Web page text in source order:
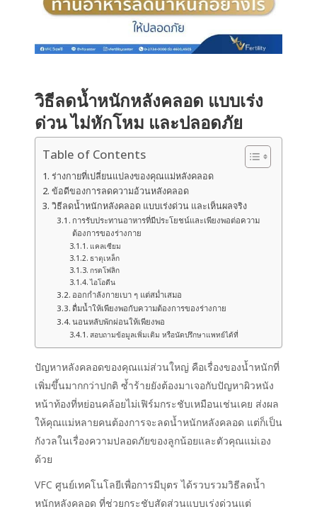
วิธีลดน้ำหนักหลังคลอด แบบเร่ง
ด่วน ไม่หักโหม และปลอดภัย
Table of Contents
ร่างกายที่เปลี่ยนแปลงของคุณแม่หลังคลอด
ข้อดีของการลดความอ้วนหลังคลอด
วิธีลดน้ำหนักหลังคลอด แบบเร่งด่วน และเห็นผลจริง
การรับประทานอาหารที่มีประโยชน์และเพียงพอต่อความ
ต้องการของร่างกาย
แคลเซียม
ธาตุเหล็ก
กรดโฟลิก
ไอโอดีน
ออกกำลังกายเบา ๆ แต่สม่ำเสมอ
ดื่มน้ำให้เพียงพอกับความต้องการของร่างกาย
นอนหลับพักผ่อนให้เพียงพอ
สอบถามข้อมูลเพิ่มเติม หรือนัดปรึกษาแพทย์ได้ที่
ปัญหาหลังคลอดของคุณแม่ส่วนใหญ่ คือเรื่องของน้ำหนักที่
เพิ่มขึ้นมากกว่าปกติ ซ้ำร้ายยังต้องมาเจอกับปัญหาผิวหนัง
หน้าท้องที่หย่อนคล้อยไม่เฟิร์มกระชับเหมือนเช่นเคย ส่งผล
ให้คุณแม่หลายคนต้องการจะลดน้ำหนักหลังคลอด แต่ก็เป็น
กังวลในเรื่องความปลอดภัยของลูกน้อยและตัวคุณแม่เอง
ด้วย
VFC ศูนย์เทคโนโลยีเพื่อการมีบุตร ได้รวบรวมวิธีลดน้ำ
หนักหลังคลอด ที่ช่วยกระชับสัดส่วนแบบเร่งด่วนแต่